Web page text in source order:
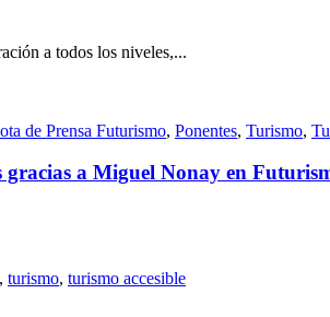
a todos los niveles,...
de Prensa Futurismo, Ponentes, Turismo,
gracias a Miguel Nonay en
, turismo, turismo accesible